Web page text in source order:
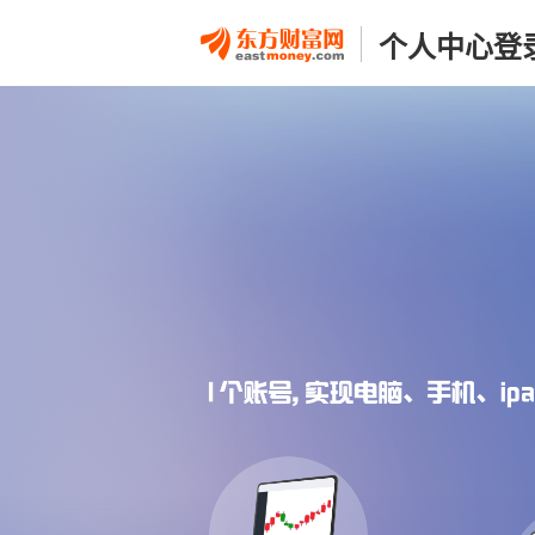
个人中心登